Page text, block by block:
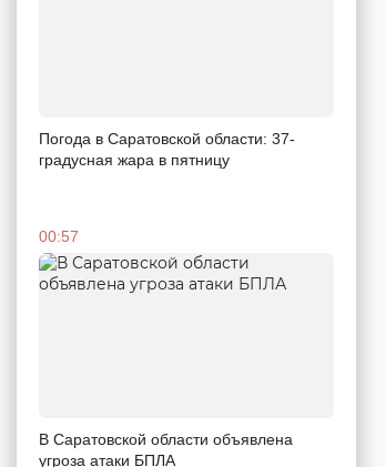
Погода в Саратовской области: 37-
градусная жара в пятницу
00:57
В Саратовской области объявлена
угроза атаки БПЛА